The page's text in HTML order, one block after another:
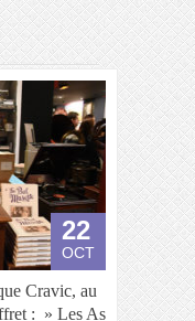
22
OCT
Cravic, au
: » Les As